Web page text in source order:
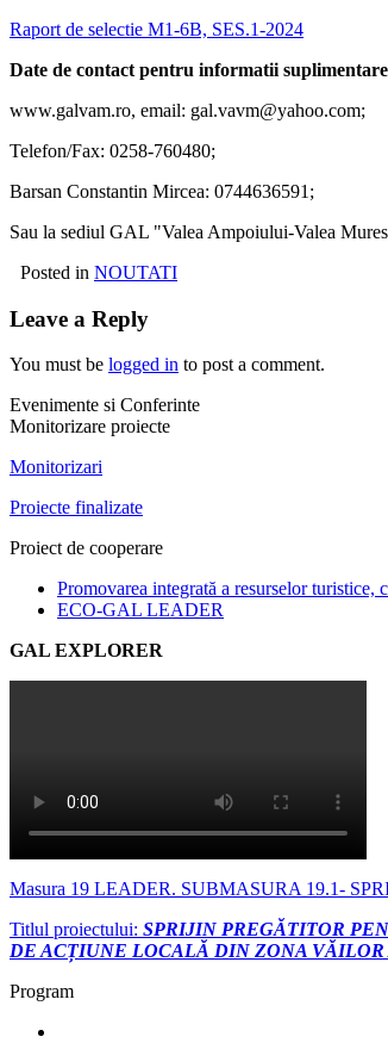
Raport de selectie M1-6B, SES.1-2024
Date de contact pentru informatii suplimentare
www.galvam.ro, email: gal.vavm@yahoo.com;
Telefon/Fax: 0258-760480;
Barsan Constantin Mircea: 0744636591;
Sau la sediul GAL "Valea Ampoiului-Valea
Posted in NOUTATI
Leave a Reply
You must be logged in to post a comment.
Evenimente si Conferinte
Monitorizare proiecte
Monitorizari
Proiecte finalizate
Proiect de cooperare
Promovarea integrată a resurselor
ECO-GAL LEADER
GAL EXPLORER
Masura 19 LEADER. SUBMASURA 19.1-
Titlul proiectului: SPRIJIN PREGĂTITOR
DE ACȚIUNE LOCALĂ DIN ZONA
Program